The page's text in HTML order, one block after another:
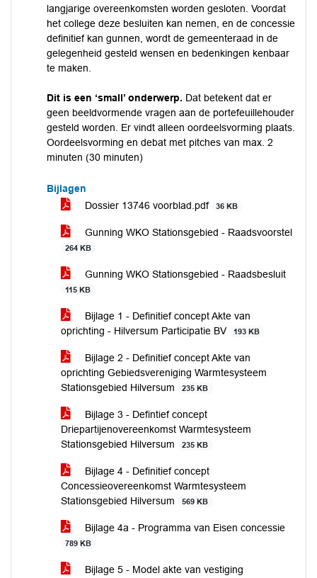
langjarige overeenkomsten worden gesloten. Voordat
het college deze besluiten kan nemen, en de concessie
definitief kan gunnen, wordt de gemeenteraad in de
gelegenheid gesteld wensen en bedenkingen kenbaar
te maken.
Dit is een ‘small’ onderwerp. Dat betekent dat er
geen beeldvormende vragen aan de portefeuillehouder
gesteld worden. Er vindt alleen oordeelsvorming plaats.
Oordeelsvorming en debat met pitches van max. 2
minuten (30 minuten)
Bijlagen
Dossier 13746 voorblad.pdf
36 KB
Gunning WKO Stationsgebied - Raadsvoorstel
264 KB
Gunning WKO Stationsgebied - Raadsbesluit
115 KB
Bijlage 1 - Definitief concept Akte van
oprichting - Hilversum Participatie BV
193 KB
Bijlage 2 - Definitief concept Akte van
oprichting Gebiedsvereniging Warmtesysteem
Stationsgebied Hilversum
235 KB
Bijlage 3 - Defintief concept
Driepartijenovereenkomst Warmtesysteem
Stationsgebied Hilversum
235 KB
Bijlage 4 - Definitief concept
Concessieovereenkomst Warmtesysteem
Stationsgebied Hilversum
569 KB
Bijlage 4a - Programma van Eisen concessie
789 KB
Bijlage 5 - Model akte van vestiging